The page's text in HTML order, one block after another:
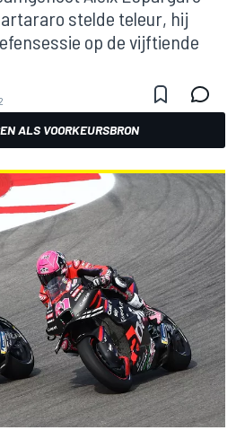
stelde teleur, hij
op de vijftiende
ALS VOORKEURSBRON